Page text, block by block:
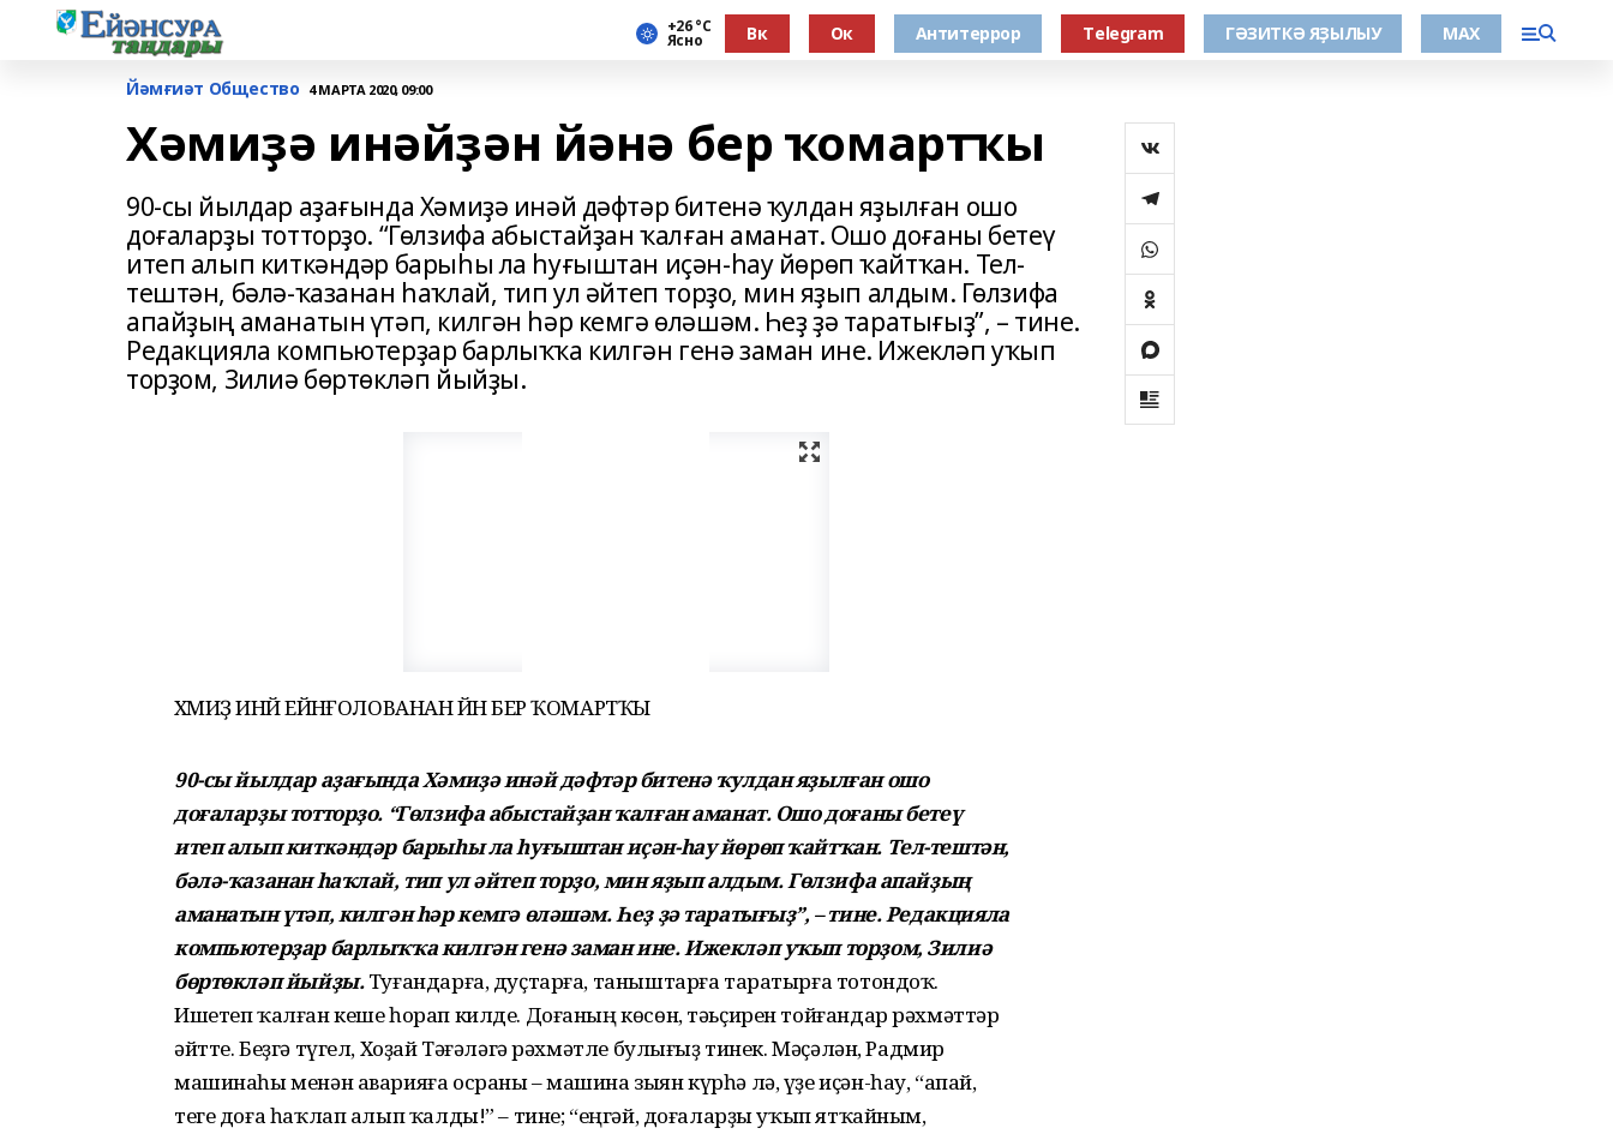
+26 °С
Ясно Вк Ок Антитеррор Тelegram ГӘЗИТКӘ ЯҘЫЛЫУ МАХ
Йәмғиәт Общество 4 МАРТА 2020, 09:00
Хәмиҙә инәйҙән йәнә бер ҡомартҡы
90-сы йылдар аҙағында Хәмиҙә инәй дәфтәр битенә ҡулдан яҙылған ошо
доғаларҙы тотторҙо. “Гөлзифа абыстайҙан ҡалған аманат. Ошо доғаны бетеү
итеп алып киткәндәр барыһы ла һуғыштан иҫән-һау йөрөп ҡайтҡан. Тел-
тештән, бәлә-ҡазанан һаҡлай, тип ул әйтеп торҙо, мин яҙып алдым. Гөлзифа
апайҙың аманатын үтәп, килгән һәр кемгә өләшәм. Һеҙ ҙә таратығыҙ”, – тине.
Редакцияла компьютерҙар барлыҡҡа килгән генә заман ине. Ижекләп уҡып
торҙом, Зилиә бөртөкләп йыйҙы.
ХӘМИҘӘ ИНӘЙ ЕЙӘНҒОЛОВАНАН ЙӘНӘ БЕР ҠОМАРТҠЫ
90-сы йылдар аҙағында Хәмиҙә инәй дәфтәр битенә ҡулдан яҙылған ошо
доғаларҙы тотторҙо. “Гөлзифа абыстайҙан ҡалған аманат. Ошо доғаны бетеү
итеп алып киткәндәр барыһы ла һуғыштан иҫән-һау йөрөп ҡайтҡан. Тел-тештән,
бәлә-ҡазанан һаҡлай, тип ул әйтеп торҙо, мин яҙып алдым. Гөлзифа апайҙың
аманатын үтәп, килгән һәр кемгә өләшәм. Һеҙ ҙә таратығыҙ”, – тине. Редакцияла
компьютерҙар барлыҡҡа килгән генә заман ине. Ижекләп уҡып торҙом, Зилиә
бөртөкләп йыйҙы.Туғандарға, дуҫтарға, таныштарға таратырға тотондоҡ.
Ишетеп ҡалған кеше һорап килде. Доғаның көсөн, тәьҫирен тойғандар рәхмәттәр
әйтте. Беҙгә түгел, Хоҙай Тәғәләгә рәхмәтле булығыҙ тинек. Мәҫәлән, Радмир
машинаһы менән аварияға осраны – машина зыян күрһә лә, үҙе иҫән-һау, “апай,
теге доға һаҡлап алып ҡалды!” – тине; “еңгәй, доғаларҙы уҡып ятҡайным,